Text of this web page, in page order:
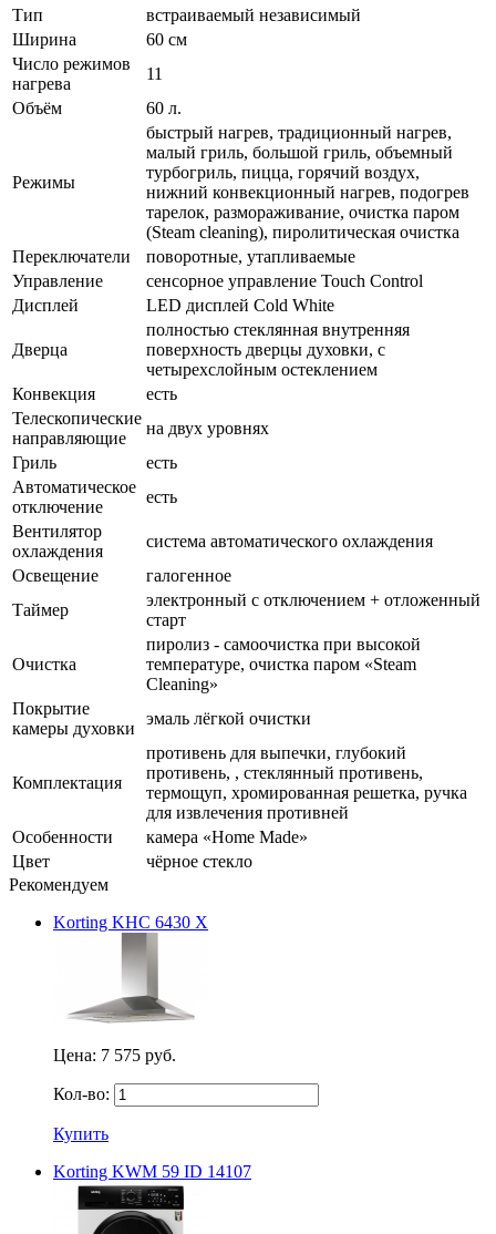
Тип
встраиваемый независимый
Ширина
60 см
Число режимов
нагрева
11
Объём
60 л.
Режимы
быстрый нагрев, традиционный нагрев,
малый гриль, большой гриль, объемный
турбогриль, пицца, горячий воздух,
нижний конвекционный нагрев, подогрев
тарелок, размораживание, очистка паром
(Steam cleaning), пиролитическая очистка
Переключатели
поворотные, утапливаемые
Управление
сенсорное управление Touch Control
Дисплей
LED дисплей Cold White
Дверца
полностью стеклянная внутренняя
поверхность дверцы духовки, с
четырехслойным остеклением
Конвекция
есть
Телескопические
направляющие
на двух уровнях
Гриль
есть
Автоматическое
отключение
есть
Вентилятор
охлаждения
система автоматического охлаждения
Освещение
галогенное
Таймер
электронный с отключением + отложенный
старт
Очистка
пиролиз - самоочистка при высокой
температуре, очистка паром «Steam
Cleaning»
Покрытие
камеры духовки
эмаль лёгкой очистки
Комплектация
противень для выпечки, глубокий
противень, , стеклянный противень,
термощуп, хромированная решетка, ручка
для извлечения противней
Особенности
камера «Home Made»
Цвет
чёрное стекло
Рекомендуем
Korting KHC 6430 X
Цена: 7 575 руб.
Кол-во:
Купить
Korting KWM 59 ID 14107